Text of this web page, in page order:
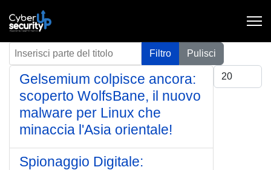
Inserisci parte del titolo Filtro
Pulisci
Visualizza #
Gelsemium colpisce ancora:
scoperto WolfsBane, il nuovo
malware per Linux che
minaccia l'Asia orientale!
Spionaggio Digitale: